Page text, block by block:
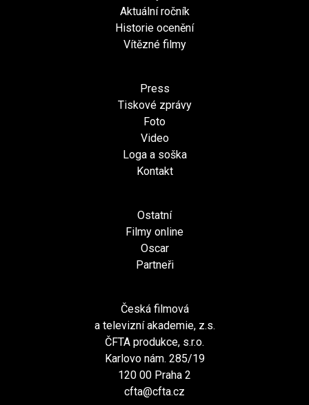
Aktuální ročník
Historie ocenění
Vítězné filmy
Press
Tiskové zprávy
Foto
Video
Loga a soška
Kontakt
Ostatní
Filmy online
Oscar
Partneři
Česká filmová
a televizní akademie, z.s.
ČFTA produkce, s.r.o.
Karlovo nám. 285/19
120 00 Praha 2
cfta@cfta.cz